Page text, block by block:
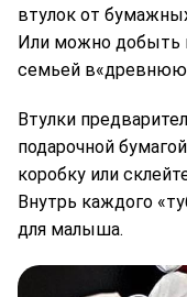
втулок от
Или можно добыть
семьей
Втулки
подарочной
коробку или
Внутрь каждого
для малыша.